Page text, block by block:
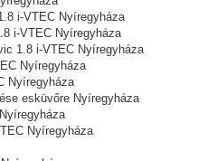
i-VTEC Nyíregyháza
i-VTEC Nyíregyháza
1.8 i-VTEC Nyíregyháza
Nyíregyháza
Nyíregyháza
esküvőre Nyíregyháza
Nyíregyháza